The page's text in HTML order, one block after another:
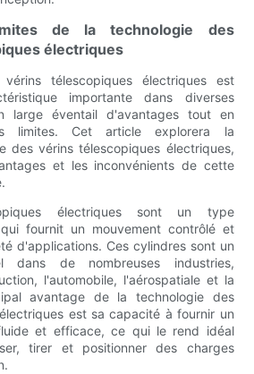
de la technologie des
électriques
télescopiques électriques est
importante dans diverses
large éventail d'avantages tout en
limites. Cet article explorera la
des vérins télescopiques électriques,
et les inconvénients de cette
électriques sont un type
fournit un mouvement contrôlé et
d'applications. Ces cylindres sont un
dans de nombreuses industries,
l'automobile, l'aérospatiale et la
avantage de la technologie des
est sa capacité à fournir un
et efficace, ce qui le rend idéal
tirer et positionner des charges